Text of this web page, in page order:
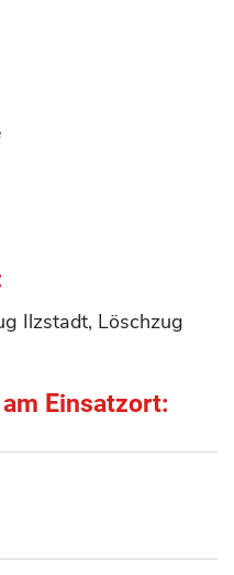
Ilzstadt, Löschzug
Einsatzort: